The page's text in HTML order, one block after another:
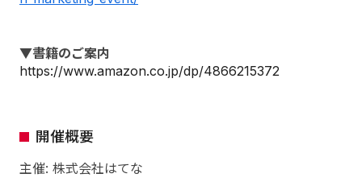
▼書籍のご案内
https://www.amazon.co.jp/dp/4866215372
開催概要
主催: 株式会社はてな